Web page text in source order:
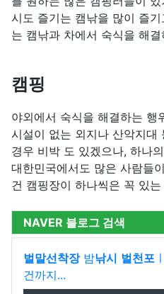
시도 즐기는 캠낚을 많이 즐
는 캠낚과 차에서 숙식을 해
캠핑
야외에서 숙식을 해결하는 행
시설이 없는 외지나 산악지대
경우 비박 도 있겠으나, 하나
대한민국에서도 많은 사람들
건 캠핑장이 하나씩은 꼭 있
NAVER 블로그 검색
벌말선착장밤낚시 벌천포
건까지...